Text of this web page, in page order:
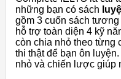
những bạn có sách
gồm 3 cuốn sách
hỗ trợ toàn diện 4 kỹ
còn chia nhỏ theo từng
thi thật để bạn ôn
nhỏ và chiến lược giúp